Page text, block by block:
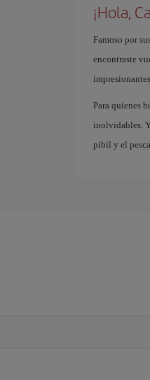
¡Hola,
Famoso por
encontraste
Para quienes
inolvidables.
pibil y el